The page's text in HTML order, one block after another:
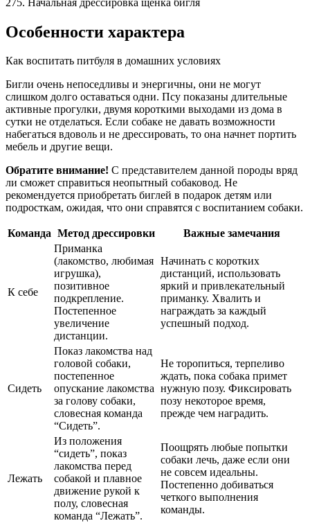
Особенности характера
Как воспитать питбуля в домашних условиях
Бигли очень непоседливы и энергичны, они не могут
слишком долго оставаться одни. Псу показаны длительные
активные прогулки, двумя короткими выходами из дома в
сутки не отделаться. Если собаке не давать возможности
набегаться вдоволь и не дрессировать, то она начнет портить
мебель и другие вещи.
Обратите внимание! С представителем данной породы вряд
ли сможет справиться неопытный собаковод. Не
рекомендуется приобретать биглей в подарок детям или
подросткам, ожидая, что они справятся с воспитанием собаки.
Команда Метод дрессировки Важные замечания
К себе
Приманка
(лакомство, любимая
игрушка),
позитивное
подкрепление.
Постепенное
увеличение
дистанции.
Начинать с коротких
дистанций, использовать
яркий и привлекательный
приманку. Хвалить и
награждать за каждый
успешный подход.
Сидеть
Показ лакомства над
головой собаки,
постепенное
опускание лакомства
за голову собаки,
словесная команда
“Сидеть”.
Не торопиться, терпеливо
ждать, пока собака примет
нужную позу. Фиксировать
позу некоторое время,
прежде чем наградить.
Лежать
Из положения
“сидеть”, показ
лакомства перед
собакой и плавное
движение рукой к
полу, словесная
команда “Лежать”.
Поощрять любые попытки
собаки лечь, даже если они
не совсем идеальны.
Постепенно добиваться
четкого выполнения
команды.